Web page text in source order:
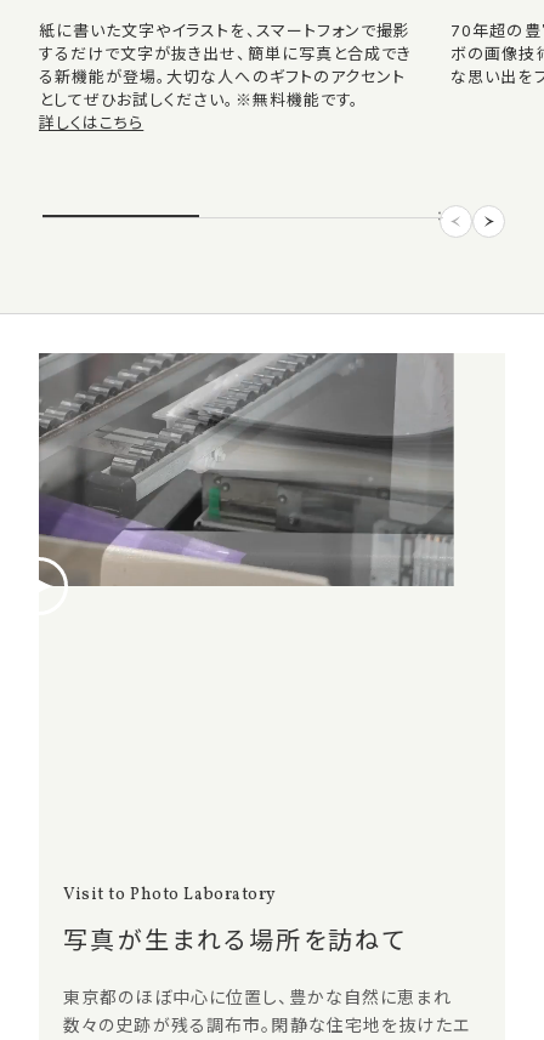
紙に書いた文字やイラストを、スマートフォンで撮影
するだけで文字が抜き出せ、簡単に写真と合成でき
る新機能が登場。大切な人へのギフトのアクセント
としてぜひお試しください。※無料機能です。
詳しくはこちら
70年超の豊
ボの画像技
な思い出を
Visit to Photo Laboratory
写真が生まれる場所を訪ねて
東京都のほぼ中心に位置し、豊かな自然に恵まれ
数々の史跡が残る調布市。閑静な住宅地を抜けたエ